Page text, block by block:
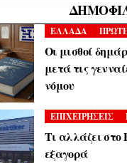
ΕΛΛΑΔΑ
Οι μισθοί
μετά τις
νόμου
ΕΠΙΧΕΙΡΗΣΕΙΣ
Τι αλλάζει στο
εξαγορά